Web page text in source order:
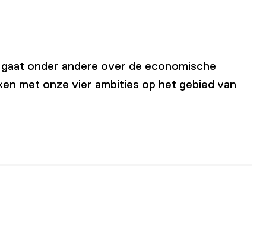
onder andere over de economische
met onze vier ambities op het gebied van